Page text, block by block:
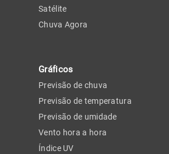
Satélite
Chuva Agora
Gráficos
Previsão de chuva
Previsão de temperatura
Previsão de umidade
Vento hora a hora
Índice UV